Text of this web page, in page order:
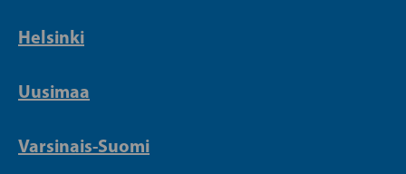
Helsinki
Uusimaa
Varsinais-Suomi